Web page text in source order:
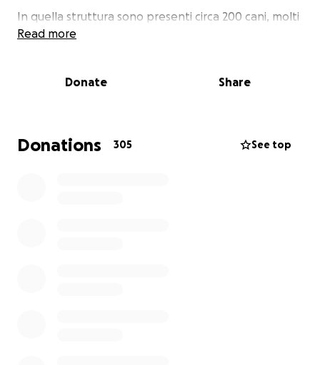
In quella struttura sono presenti circa 200 cani, molti
dei quali costretti a vivere in condizioni pietose,
Grazie al vostro supporto e alle vostre donazioni,
idonee, dove personale competente si sta
occupando del loro recupero fisico e mentale.
Read more
Donate Share
Donations 305 See top